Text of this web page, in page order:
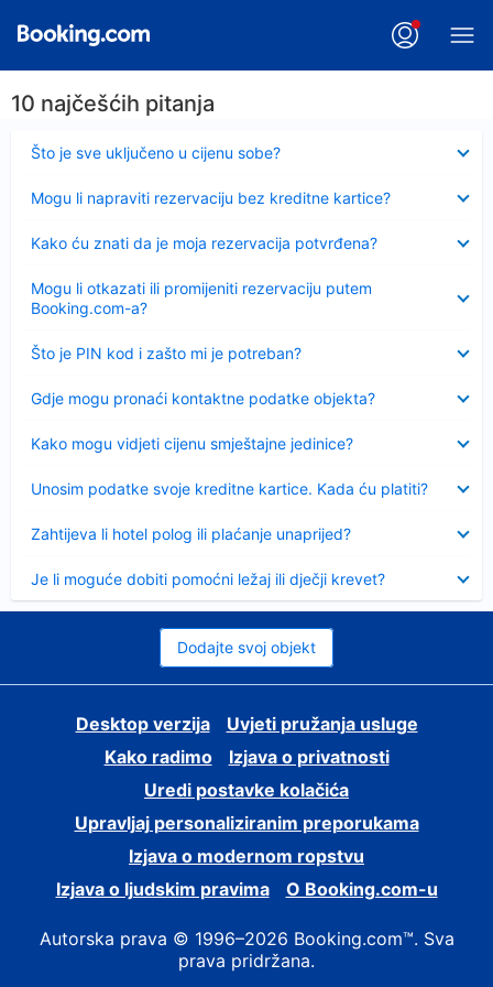
10 najčešćih pitanja
Što je sve uključeno u cijenu sobe?
Sažeto
Mogu li napraviti rezervaciju bez kreditne kartice?
Kako ću znati da je moja rezervacija potvrđena?
Mogu li otkazati ili promijeniti rezervaciju putem
Booking.com-a?
Što je PIN kod i zašto mi je potreban?
Sažeto
Gdje mogu pronaći kontaktne podatke objekta?
Kako mogu vidjeti cijenu smještajne jedinice?
Unosim podatke svoje kreditne kartice. Kada ću platiti?
Zahtijeva li hotel polog ili plaćanje unaprijed?
Je li moguće dobiti pomoćni ležaj ili dječji krevet?
Dodajte svoj objekt
Desktop verzija
Uvjeti pružanja usluge
Kako radimo
Izjava o privatnosti
Uredi postavke kolačića
Upravljaj personaliziranim preporukama
Izjava o modernom ropstvu
Izjava o ljudskim pravima
O Booking.com-u
Autorska prava © 1996–2026 Booking.com™. Sva
prava pridržana.